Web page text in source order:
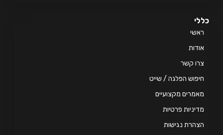
קשר
הפלגה / שייט
מקצועיים
פרטיות
נגישות